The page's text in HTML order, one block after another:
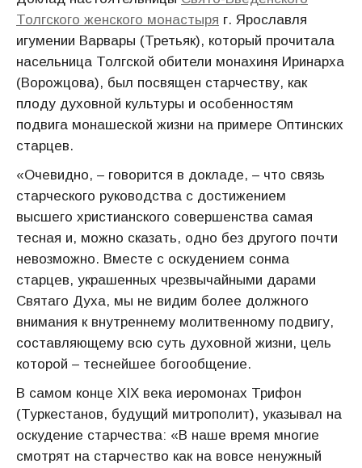
Толгского женского монастыря г. Ярославля
игумении Варвары (Третьяк), который прочитала
насельница Толгской обители монахиня Иринарха
(Ворожцова), был посвящен старчеству, как
плоду духовной культуры и особенностям
подвига монашеской жизни на примере Оптинских
старцев.
«Очевидно, – говорится в докладе, – что связь
старческого руководства с достижением
высшего христианского совершенства самая
тесная и, можно сказать, одно без другого почти
невозможно. Вместе с оскудением сонма
старцев, украшенных чрезвычайными дарами
Святаго Духа, мы не видим более должного
внимания к внутреннему молитвенному подвигу,
составляющему всю суть духовной жизни, цель
которой – теснейшее богообщение.
В самом конце XIX века иеромонах Трифон
(Туркестанов, будущий митрополит), указывал на
оскудение старчества: «В наше время многие
смотрят на старчество как на вовсе ненужный